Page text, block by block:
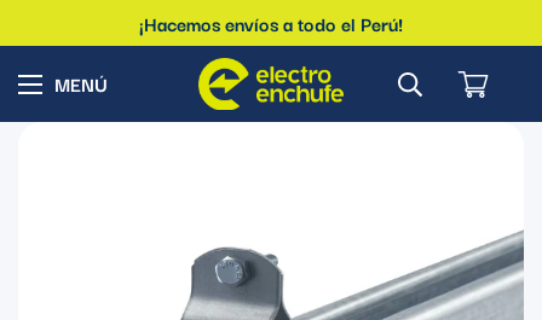
¡Hacemos envíos a todo el Perú!